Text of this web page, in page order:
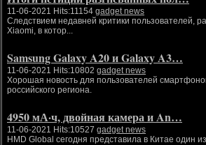
11-06-2021 Hits:11154 gadget news
Следствием недавней критики пользователей,
Xiaomi, в котор...
Samsung Galaxy A20 и Galaxy A3…
11-06-2021 Hits:10802 gadget news
Хорошая новость для пользователей
российского региона.
4950 мА·ч, двойная камера и An…
11-06-2021 Hits:10527 gadget news
HMD Global сегодня представила в Китае один